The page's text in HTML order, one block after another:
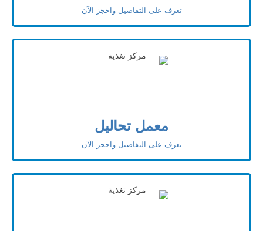
تعرف على التفاصيل واحجز الآن
معمل تحاليل
تعرف على التفاصيل واحجز الآن